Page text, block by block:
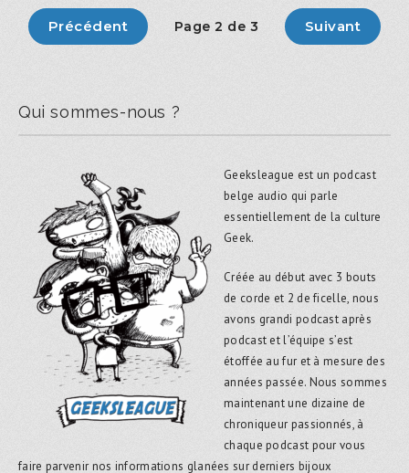
Précédent Page 2 de 3 Suivant
Qui sommes-nous ?
Geeksleague est un podcast
belge audio qui parle
essentiellement de la culture
Geek.
Créée au début avec 3 bouts
de corde et 2 de ficelle, nous
avons grandi podcast après
podcast et l’équipe s’est
étoffée au fur et à mesure des
années passée. Nous sommes
maintenant une dizaine de
chroniqueur passionnés, à
chaque podcast pour vous
faire parvenir nos informations glanées sur derniers bijoux